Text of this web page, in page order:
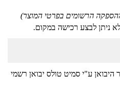
הרשומים בפרטי המוצר)
ניתן לבצע רכישה במקום.
ע"י סמיט טולס יבואן רשמי